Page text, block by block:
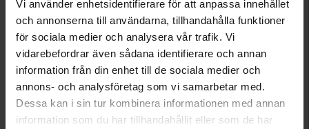
Vi använder enhetsidentifierare för att anpassa innehållet
och annonserna till användarna, tillhandahålla funktioner
för sociala medier och analysera vår trafik. Vi
vidarebefordrar även sådana identifierare och annan
information från din enhet till de sociala medier och
annons- och analysföretag som vi samarbetar med.
Dessa kan i sin tur kombinera informationen med annan
information som du har tillhandahållit eller som de har
Hunter Smartphonehalter
Hunter
1934
49 €
Bewertung: 4.7 von 5 Sternen
Wildsack Vogel/Hase
Brokared
1723
Ab3,95 €